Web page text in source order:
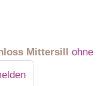
Mittersill ohne